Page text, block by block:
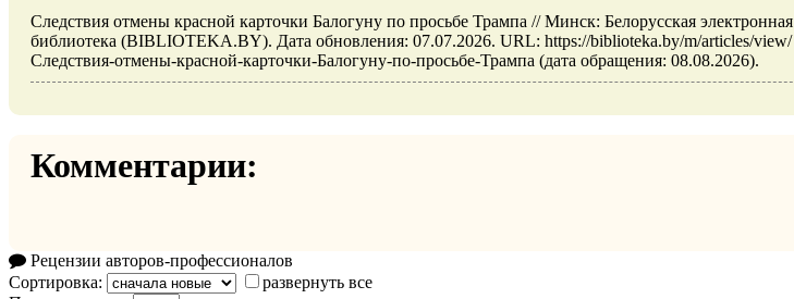
Следствия отмены красной карточки Балогуну по просьбе Трампа // Минск: Белорусская электронная
библиотека (BIBLIOTEKA.BY). Дата обновления: 07.07.2026. URL: https://biblioteka.by/m/articles/view/
Следствия-отмены-красной-карточки-Балогуну-по-просьбе-Трампа (дата обращения: 08.08.2026).
Комментарии:
Рецензии авторов-профессионалов
Сортировка:
развернуть все